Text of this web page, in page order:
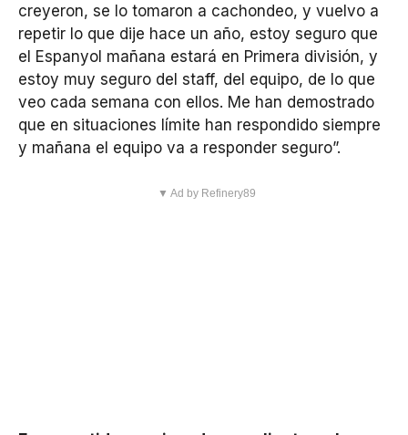
creyeron, se lo tomaron a cachondeo, y vuelvo a
repetir lo que dije hace un año, estoy seguro que
el Espanyol mañana estará en Primera división, y
estoy muy seguro del staff, del equipo, de lo que
veo cada semana con ellos. Me han demostrado
que en situaciones límite han respondido siempre
y mañana el equipo va a responder seguro”.
▼ Ad by Refinery89